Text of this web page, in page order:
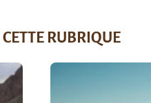
RUBRIQUE